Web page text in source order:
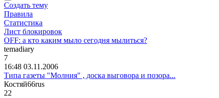
Создать тему
Правила
Статистика
Лист блокировок
OFF: а кто каким мыло сегодня мылиться?
temadiary
7
16:48 03.11.2006
Типа газеты "Молния" , доска выговора и позора...
Костяй66rus
22